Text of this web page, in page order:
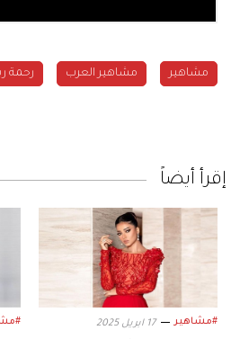
مشاهير مشاهير العرب رحمة
إقرأ أيضاً
#مشاهير 17 ابريل 2025